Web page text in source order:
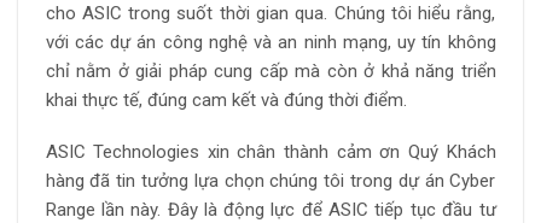
cho ASIC trong suốt thời gian qua. Chúng tôi hiểu rằng,
với các dự án công nghệ và an ninh mạng, uy tín không
chỉ nằm ở giải pháp cung cấp mà còn ở khả năng triển
khai thực tế, đúng cam kết và đúng thời điểm.
ASIC Technologies xin chân thành cảm ơn Quý Khách
hàng đã tin tưởng lựa chọn chúng tôi trong dự án Cyber
Range lần này. Đây là động lực để ASIC tiếp tục đầu tư